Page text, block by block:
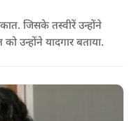
जिसके तस्वीरें उन्होंने
उन्होंने यादगार बताया.